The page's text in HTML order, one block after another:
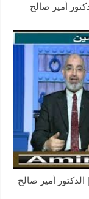
أمير صالح
أمير صالح